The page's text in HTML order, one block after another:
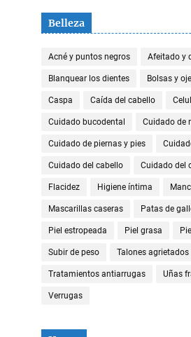
Belleza
Acné y puntos negros Afeitado y
Blanquear los dientes Bolsas y
Caspa Caída del cabello
Cuidado bucodental Cuidado de
Cuidado de piernas y pies
Cuidado del cabello Cuidado del
Flacidez Higiene íntima
Mascarillas caseras Patas de
Piel estropeada Piel grasa
Subir de peso Talones agrietados
Tratamientos antiarrugas Uñas
Verrugas